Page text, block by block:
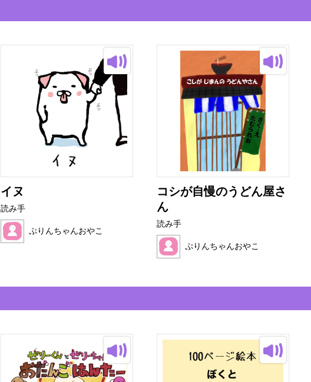
イヌ
読み手
ぷりんちゃんおやこ
コシが自慢のうどん屋さ
ん
読み手
ぷりんちゃんおやこ